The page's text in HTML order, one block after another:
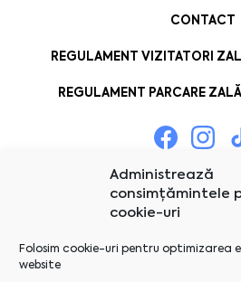
Administrează
consimțămintele
cookie-uri
Folosim cookie-uri pentru optimizarea
website
CONTACT
REGULAMENT VIZITATORI
REGULAMENT PARCARE